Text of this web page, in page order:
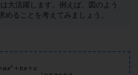
大活躍します。例えば、図のよう
めることを考えてみましょう。